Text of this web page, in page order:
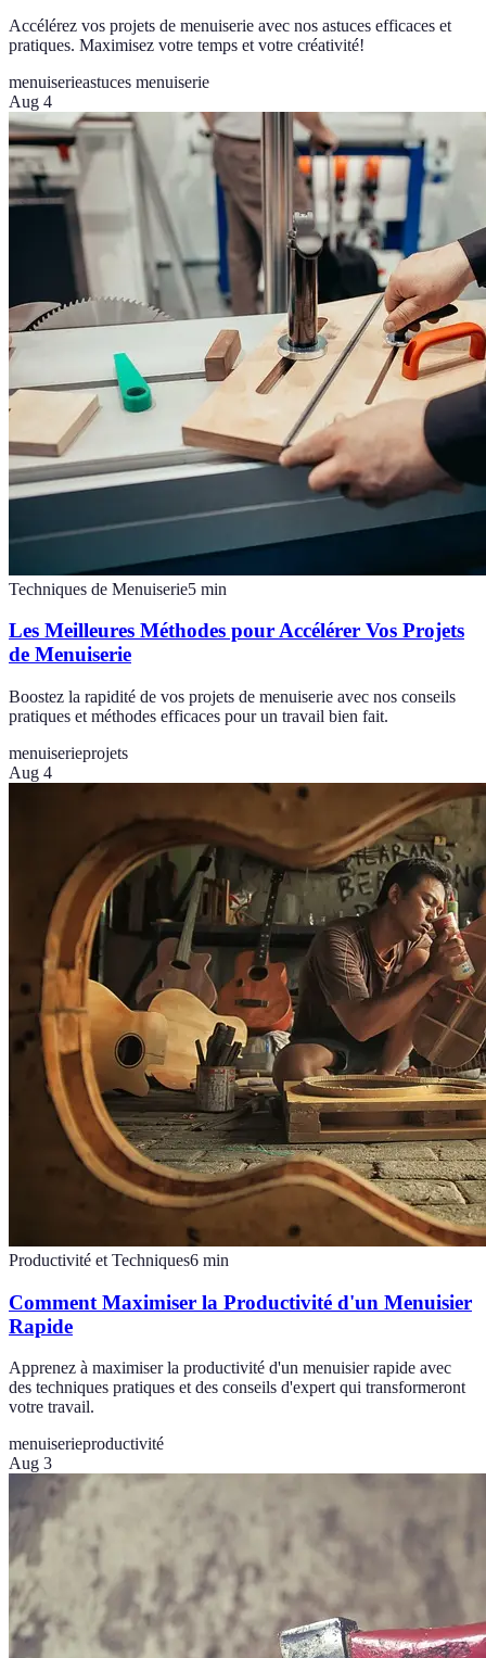
Accélérez vos projets de menuiserie avec nos astuces efficaces et
pratiques. Maximisez votre temps et votre créativité!
menuiserieastuces menuiserie
Aug 4
Techniques de Menuiserie5 min
Les Meilleures Méthodes pour Accélérer Vos Projets
de Menuiserie
Boostez la rapidité de vos projets de menuiserie avec nos conseils
pratiques et méthodes efficaces pour un travail bien fait.
menuiserieprojets
Aug 4
Productivité et Techniques6 min
Comment Maximiser la Productivité d'un Menuisier
Rapide
Apprenez à maximiser la productivité d'un menuisier rapide avec
des techniques pratiques et des conseils d'expert qui transformeront
votre travail.
menuiserieproductivité
Aug 3